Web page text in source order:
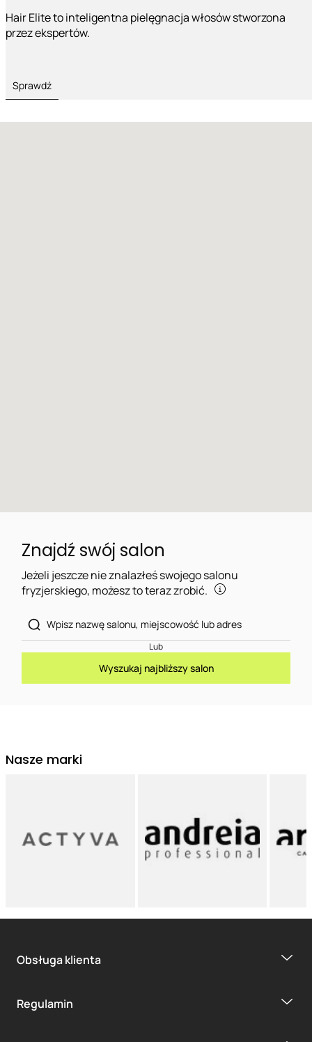
Hair Elite to inteligentna pielęgnacja włosów stworzona
przez ekspertów.
Sprawdź
Znajdź swój salon
Jeżeli jeszcze nie znalazłeś swojego salonu
fryzjerskiego, możesz to teraz zrobić.
Lub
Wyszukaj najbliższy salon
Nasze marki
Obsługa klienta
Regulamin